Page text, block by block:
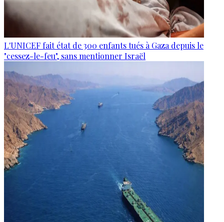
L'UNICEF fait état de 300 enfants tués à Gaza depuis le
"cessez-le-feu", sans mentionner Israël